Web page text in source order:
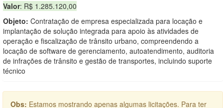
Valor: R$ 1.285.120,00
Objeto: Contratação de empresa especializada para locação e
implantação de solução integrada para apoio às atividades de
operação e fiscalização de trânsito urbano, compreendendo a
locação de software de gerenciamento, autoatendimento, auditoria
de infrações de trânsito e gestão de transportes, incluindo suporte
técnico
Obs: Estamos mostrando apenas algumas licitações. Para ter